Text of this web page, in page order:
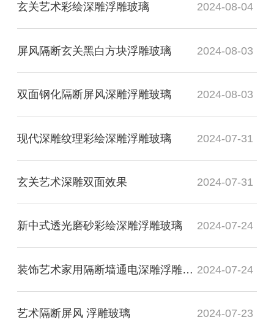
玄关艺术彩绘深雕浮雕玻璃 2024-08-04
屏风隔断玄关黑白方块浮雕玻璃 2024-08-03
双面钢化隔断屏风深雕浮雕玻璃 2024-08-03
现代深雕纹理彩绘深雕浮雕玻璃 2024-07-31
玄关艺术深雕双面效果 2024-07-31
新中式透光磨砂彩绘深雕浮雕玻璃 2024-07-24
装饰艺术家用隔断墙通电深雕浮雕玻璃 2024-07-24
艺术隔断屏风 浮雕玻璃 2024-07-23